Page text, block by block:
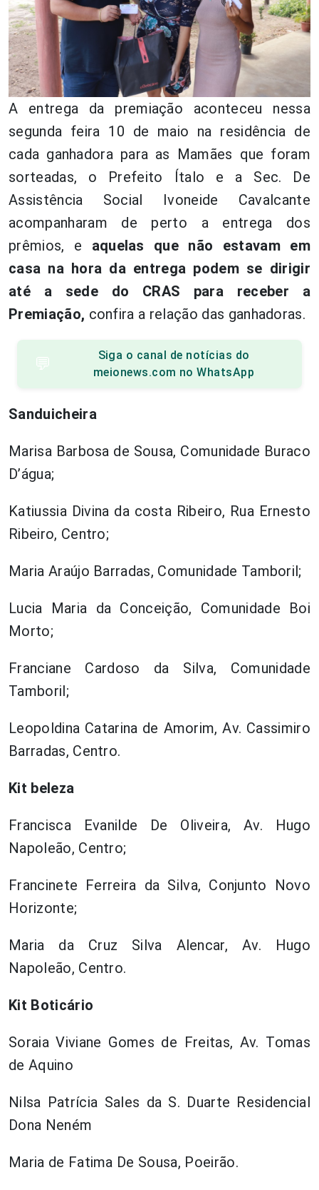
A entrega da premiação aconteceu nessa
segunda feira 10 de maio na residência de
cada ganhadora para as Mamães que foram
sorteadas, o Prefeito Ítalo e a Sec. De
Assistência Social Ivoneide Cavalcante
acompanharam de perto a entrega dos
prêmios, e aquelas que não estavam em
casa na hora da entrega podem se dirigir
até a sede do CRAS para receber a
Premiação, confira a relação das ganhadoras.
💬
Siga o canal de notícias do
meionews.com no WhatsApp
Sanduicheira
Marisa Barbosa de Sousa, Comunidade Buraco
D’água;
Katiussia Divina da costa Ribeiro, Rua Ernesto
Ribeiro, Centro;
Maria Araújo Barradas, Comunidade Tamboril;
Lucia Maria da Conceição, Comunidade Boi
Morto;
Franciane Cardoso da Silva, Comunidade
Tamboril;
Leopoldina Catarina de Amorim, Av. Cassimiro
Barradas, Centro.
Kit beleza
Francisca Evanilde De Oliveira, Av. Hugo
Napoleão, Centro;
Francinete Ferreira da Silva, Conjunto Novo
Horizonte;
Maria da Cruz Silva Alencar, Av. Hugo
Napoleão, Centro.
Kit Boticário
Soraia Viviane Gomes de Freitas, Av. Tomas
de Aquino
Nilsa Patrícia Sales da S. Duarte Residencial
Dona Neném
Maria de Fatima De Sousa, Poeirão.